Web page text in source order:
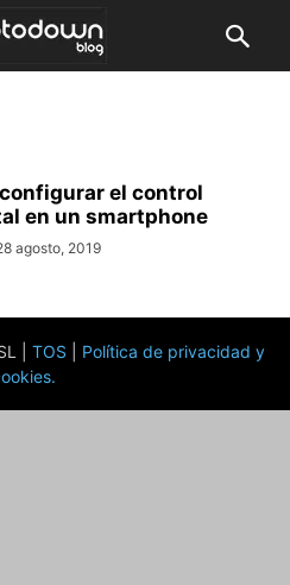
el control
en un smartphone
agosto, 2019
| TOS
Política de privacidad y
.